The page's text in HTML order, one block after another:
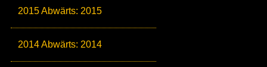
2015 Abwärts: 2015
2014 Abwärts: 2014